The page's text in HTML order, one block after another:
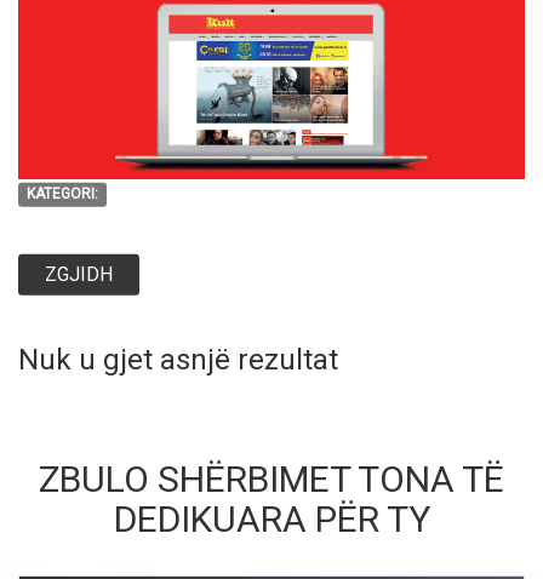
KATEGORI:
ZGJIDH
Nuk u gjet asnjë rezultat
ZBULO SHËRBIMET TONA TË
DEDIKUARA PËR TY